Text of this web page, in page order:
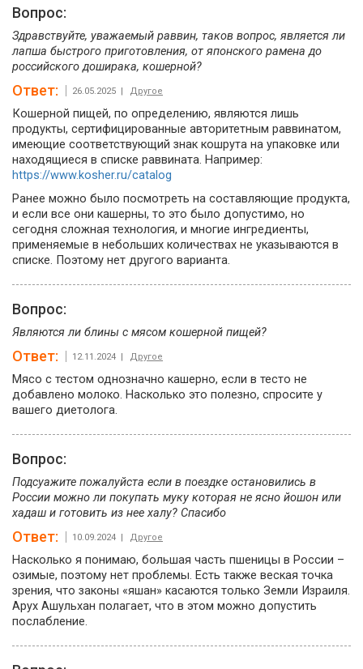
Вопрос:
Здравствуйте, уважаемый раввин, таков вопрос, является ли
лапша быстрого приготовления, от японского рамена до
российского доширака, кошерной?
Ответ: 26.05.2025 | Другое
Кошерной пищей, по определению, являются лишь
продукты, сертифицированные авторитетным раввинатом,
имеющие соответствующий знак кошрута на упаковке или
находящиеся в списке раввината. Например:
https://www.kosher.ru/catalog
Ранее можно было посмотреть на составляющие продукта,
и если все они кашерны, то это было допустимо, но
сегодня сложная технология, и многие ингредиенты,
применяемые в небольших количествах не указываются в
списке. Поэтому нет другого варианта.
Вопрос:
Являются ли блины с мясом кошерной пищей?
Ответ: 12.11.2024 | Другое
Мясо с тестом однозначно кашерно, если в тесто не
добавлено молоко. Насколько это полезно, спросите у
вашего диетолога.
Вопрос:
Подсуажите пожалуйста если в поездке остановились в
России можно ли покупать муку которая не ясно йошон или
хадаш и готовить из нее халу? Спасибо
Ответ: 10.09.2024 | Другое
Насколько я понимаю, большая часть пшеницы в России –
озимые, поэтому нет проблемы. Есть также веская точка
зрения, что законы «яшан» касаются только Земли Израиля.
Арух Ашульхан полагает, что в этом можно допустить
послабление.